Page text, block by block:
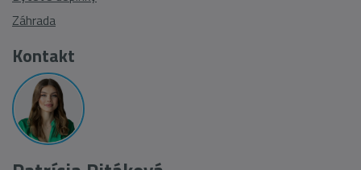
Záhrada
Kontakt